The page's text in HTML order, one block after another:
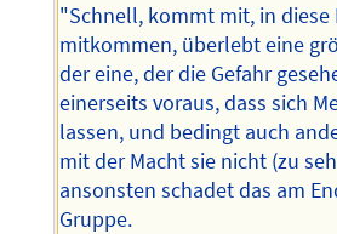
"Schnell, kommt mit, in diese
mitkommen, überlebt eine
der eine, der die Gefahr
einerseits voraus, dass sich
lassen, und bedingt auch
mit der Macht sie nicht (zu
ansonsten schadet das am
Gruppe.